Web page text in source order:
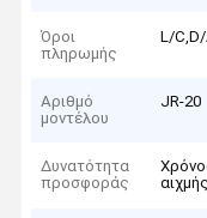
Όροι
πληρωμής
L/
Αριθμό
μοντέλου
JR-20
Δυνατότητα
προσφοράς